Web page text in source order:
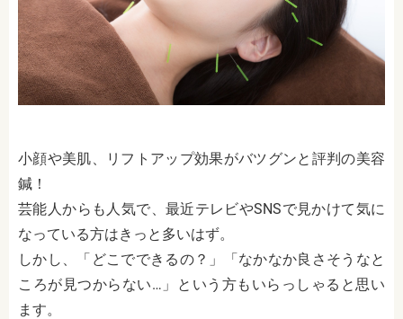
小顔や美肌、リフトアップ効果がバツグンと評判の美容
鍼！
芸能人からも人気で、最近テレビやSNSで見かけて気に
なっている方はきっと多いはず。
しかし、「どこでできるの？」「なかなか良さそうなと
ころが見つからない…」という方もいらっしゃると思い
ます。